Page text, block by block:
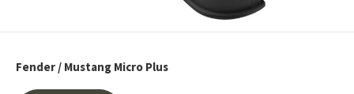
Fender / Mustang Micro Plus